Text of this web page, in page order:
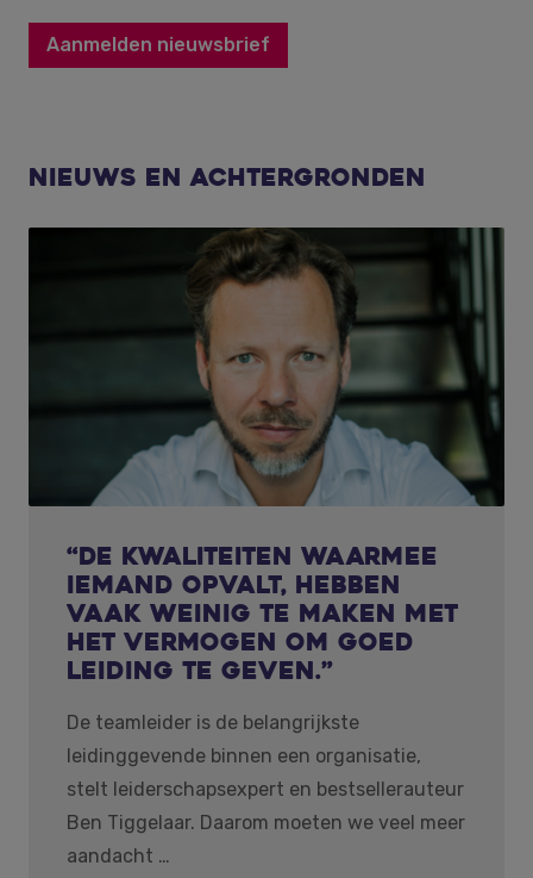
Aanmelden nieuwsbrief
Nieuws en achtergronden
“De kwaliteiten waarmee
iemand opvalt, hebben
vaak weinig te maken met
het vermogen om goed
leiding te geven.”
De teamleider is de belangrijkste
leidinggevende binnen een organisatie,
stelt leiderschapsexpert en bestsellerauteur
Ben Tiggelaar. Daarom moeten we veel meer
aandacht …